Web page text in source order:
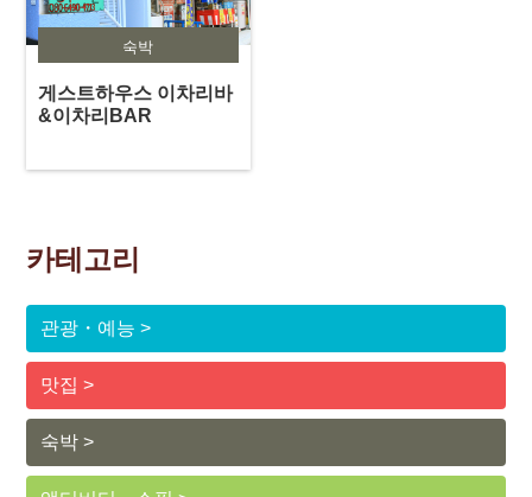
숙박
게스트하우스 이차리바
&이차리BAR
카테고리
관광・예능
맛집
숙박